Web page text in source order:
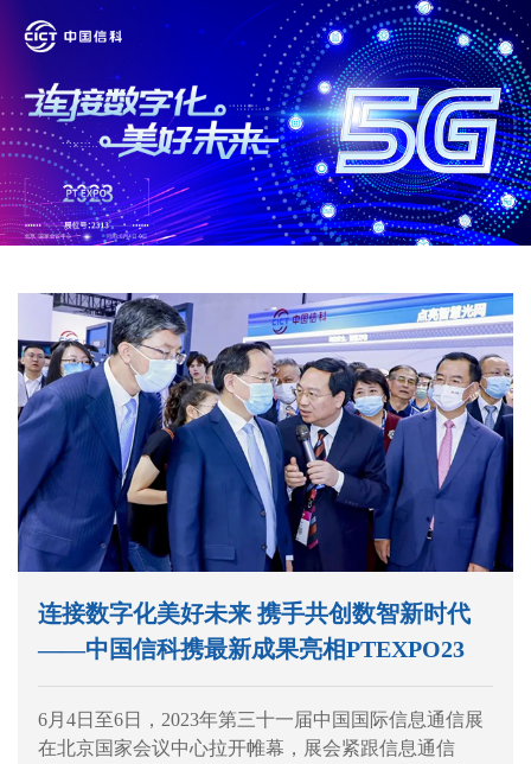
连接数字化美好未来 携手共创数智新时代
——中国信科携最新成果亮相PTEXPO23
6月4日至6日，2023年第三十一届中国国际信息通信展
在北京国家会议中心拉开帷幕，展会紧跟信息通信